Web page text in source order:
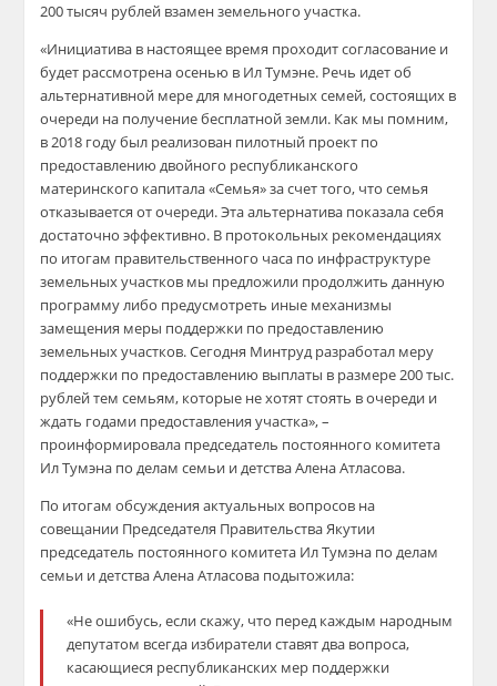
200 тысяч рублей взамен земельного участка.
«Инициатива в настоящее время проходит согласование и
будет рассмотрена осенью в Ил Тумэне. Речь идет об
альтернативной мере для многодетных семей, состоящих в
очереди на получение бесплатной земли. Как мы помним,
в 2018 году был реализован пилотный проект по
предоставлению двойного республиканского
материнского капитала «Семья» за счет того, что семья
отказывается от очереди. Эта альтернатива показала себя
достаточно эффективно. В протокольных рекомендациях
по итогам правительственного часа по инфраструктуре
земельных участков мы предложили продолжить данную
программу либо предусмотреть иные механизмы
замещения меры поддержки по предоставлению
земельных участков. Сегодня Минтруд разработал меру
поддержки по предоставлению выплаты в размере 200 тыс.
рублей тем семьям, которые не хотят стоять в очереди и
ждать годами предоставления участка», –
проинформировала председатель постоянного комитета
Ил Тумэна по делам семьи и детства Алена Атласова.
По итогам обсуждения актуальных вопросов на
совещании Председателя Правительства Якутии
председатель постоянного комитета Ил Тумэна по делам
семьи и детства Алена Атласова подытожила:
«Не ошибусь, если скажу, что перед каждым народным
депутатом всегда избиратели ставят два вопроса,
касающиеся республиканских мер поддержки